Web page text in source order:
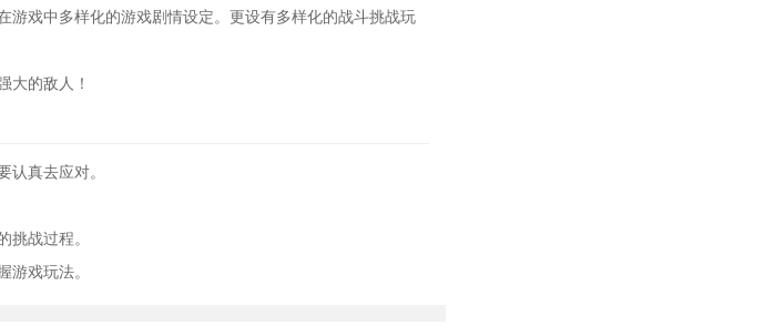
游戏中多样化的游戏剧情设定。更设有多样化的战斗挑战玩
大的敌人！
认真去应对。
挑战过程。
游戏玩法。